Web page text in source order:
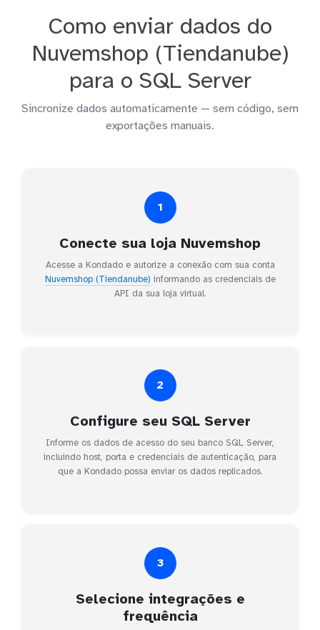
Como enviar dados do
Nuvemshop (Tiendanube)
para o SQL Server
Sincronize dados automaticamente — sem código, sem
exportações manuais.
1
Conecte sua loja Nuvemshop
Acesse a Kondado e autorize a conexão com sua conta
Nuvemshop (Tiendanube) informando as credenciais de
API da sua loja virtual.
2
Configure seu SQL Server
Informe os dados de acesso do seu banco SQL Server,
incluindo host, porta e credenciais de autenticação, para
que a Kondado possa enviar os dados replicados.
3
Selecione integrações e
frequência